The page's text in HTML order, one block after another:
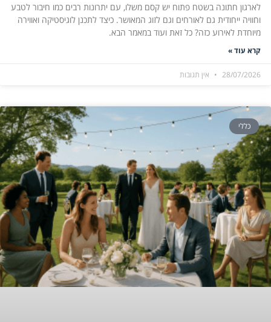
לארגון חתונה בשטח פתוח יש קסם משלו, עם יתרונות רבים כמו חיבור לטבע
וחוויה ייחודית גם לאורחים וגם לזוג המאושר. כיצד לתכנן לוגיסטיקה ואווירה
מיוחדת לאירוע כזה? כל זאת ועוד במאמר הבא.
קרא עוד »
28/07/2026 אין תגובות
כללי